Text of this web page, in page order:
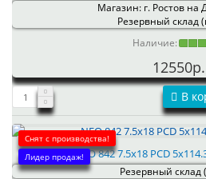
Магазин: г. Ростов на
Резервный склад
Наличие:
12550р.
В
Снят с производства!
Лидер продаж!NEO 842 7.5x18 PCD
Резервный склад